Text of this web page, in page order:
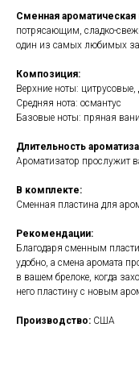
Сменная ароматическая
потрясающим, сладко-
один из самых любимых
Композиция:
Верхние ноты:
Средняя нота: османтус
Базовые ноты: пряная
Длительность
Ароматизатор прослужит
В комплекте:
Сменная пластина для
Рекомендации:
Благодаря сменным
удобно, а смена аромата
в вашем брелоке, когда
него пластину с новым
Производство: США